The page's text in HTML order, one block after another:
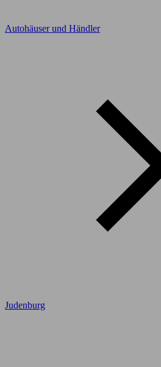
Autohäuser und Händler
Judenburg